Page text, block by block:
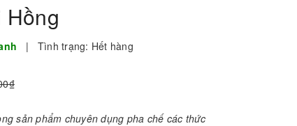
Hồng
| Tình trạng: Hết hàng
sản phẩm chuyên dụng pha chế các thức